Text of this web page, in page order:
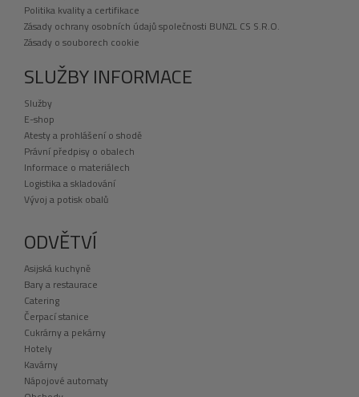
Politika kvality a certifikace
Zásady ochrany osobních údajů společnosti BUNZL CS S.R.O.
Zásady o souborech cookie
SLUŽBY INFORMACE
Služby
E-shop
Atesty a prohlášení o shodě
Právní předpisy o obalech
Informace o materiálech
Logistika a skladování
Vývoj a potisk obalů
ODVĚTVÍ
Asijská kuchyně
Bary a restaurace
Catering
Čerpací stanice
Cukrárny a pekárny
Hotely
Kavárny
Nápojové automaty